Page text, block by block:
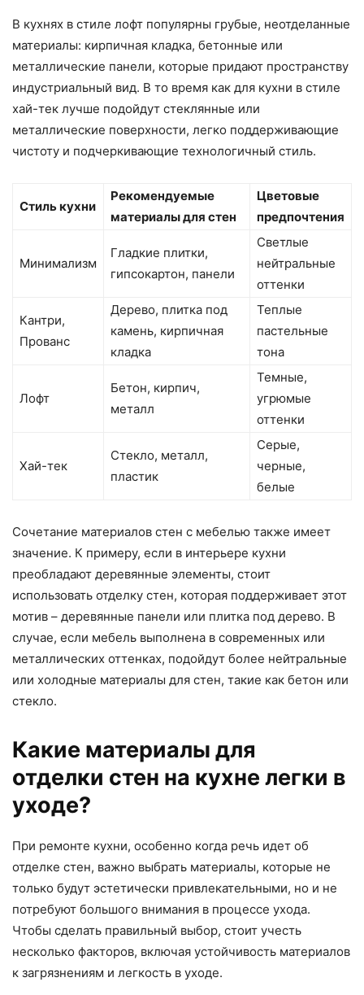
В кухнях в стиле лофт популярны грубые, неотделанные
материалы: кирпичная кладка, бетонные или
металлические панели, которые придают пространству
индустриальный вид. В то время как для кухни в стиле
хай-тек лучше подойдут стеклянные или
металлические поверхности, легко поддерживающие
чистоту и подчеркивающие технологичный стиль.
Стиль кухни
Рекомендуемые
материалы для стен
Цветовые
предпочтения
Минимализм
Гладкие плитки,
гипсокартон, панели
Светлые
нейтральные
оттенки
Кантри,
Прованс
Дерево, плитка под
камень, кирпичная
кладка
Теплые
пастельные
тона
Лофт
Бетон, кирпич,
металл
Темные,
угрюмые
оттенки
Хай-тек
Стекло, металл,
пластик
Серые,
черные,
белые
Сочетание материалов стен с мебелью также имеет
значение. К примеру, если в интерьере кухни
преобладают деревянные элементы, стоит
использовать отделку стен, которая поддерживает этот
мотив – деревянные панели или плитка под дерево. В
случае, если мебель выполнена в современных или
металлических оттенках, подойдут более нейтральные
или холодные материалы для стен, такие как бетон или
стекло.
Какие материалы для
отделки стен на кухне легки в
уходе?
При ремонте кухни, особенно когда речь идет об
отделке стен, важно выбрать материалы, которые не
только будут эстетически привлекательными, но и не
потребуют большого внимания в процессе ухода.
Чтобы сделать правильный выбор, стоит учесть
несколько факторов, включая устойчивость материалов
к загрязнениям и легкость в уходе.